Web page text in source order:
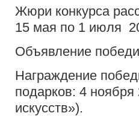
Жюри конкурса
15 мая по 1 июля
Объявление
Награждение
подарков: 4
искусств»).